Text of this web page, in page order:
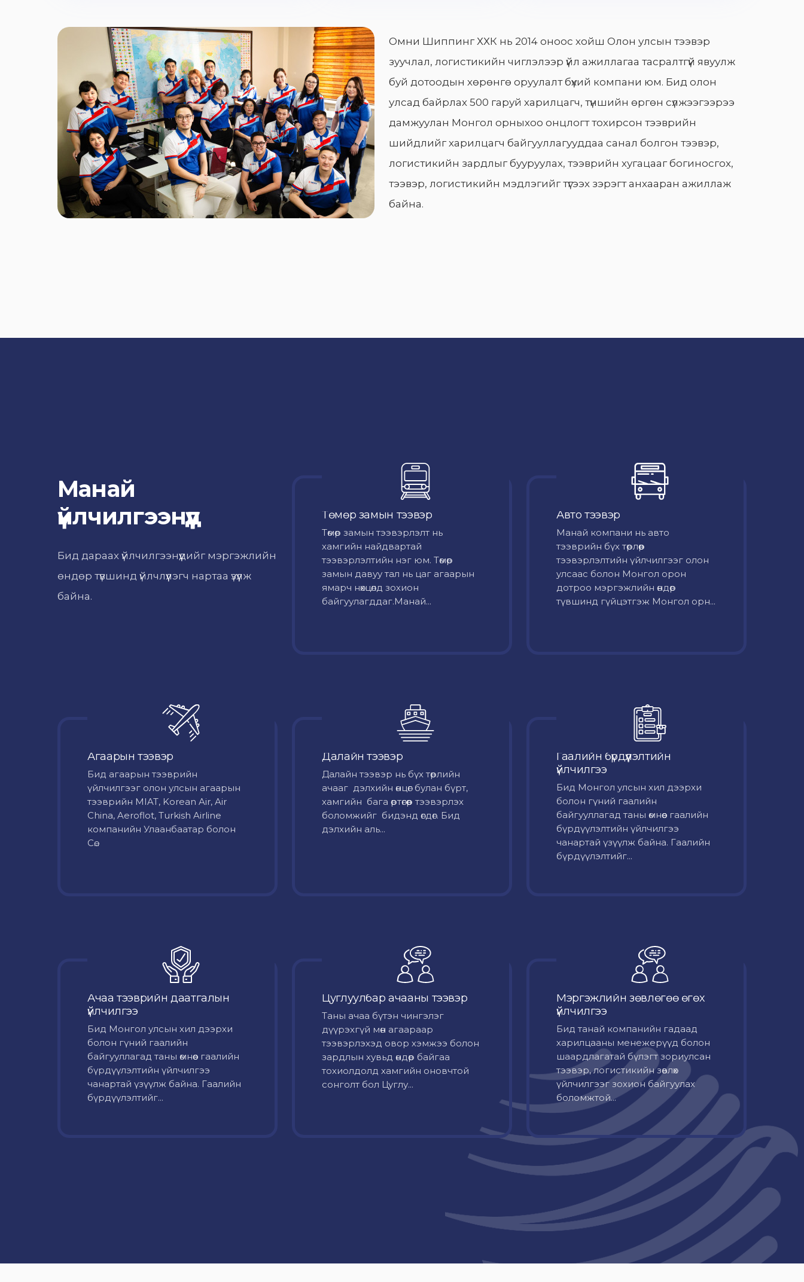
Омни Шиппинг ХХК нь 2014 оноос хойш Олон улсын тээвэр
зуучлал, логистикийн чиглэлээр үйл ажиллагаа тасралтгүй явуулж
буй дотоодын хөрөнгө оруулалт бүхий компани юм. Бид олон
улсад байрлах 500 гаруй харилцагч, түншийн өргөн сүлжээгээрээ
дамжуулан Монгол орныхоо онцлогт тохирсон тээврийн
шийдлийг харилцагч байгууллагууддаа санал болгон тээвэр,
логистикийн зардлыг бууруулах, тээврийн хугацааг богиносгох,
тээвэр, логистикийн мэдлэгийг түгээх зэрэгт анхааран ажиллаж
байна.
Манай
үйлчилгээнүүд
Бид дараах үйлчилгээнүүдийг мэргэжлийн
өндөр түвшинд үйлчлүүлэгч нартаа үзүүлж
байна.
Төмөр замын тээвэр
Төмөр замын тээвэрлэлт нь
хамгийн найдвартай
тээвэрлэлтийн нэг юм. Төмөр
замын давуу тал нь цаг агаарын
ямарч нөхцөлд зохион
байгуулагддаг.Манай...
Авто тээвэр
Mанай компани нь авто
тээврийн бүх төрлөөр
тээвэрлэлтийн үйлчилгээг олон
улсаас болон Монгол орон
дотроо мэргэжлийн өндөр
түвшинд гүйцэтгэж Монгол орн...
Агаарын тээвэр
Бид агаарын тээврийн
үйлчилгээг олон улсын агаарын
тээврийн MIAT, Korean Air, Air
China, Aeroflot, Turkish Airline
компанийн Улаанбаатар болон
Сө...
Далайн тээвэр
Далайн тээвэр нь бүх төрлийн
ачааг дэлхийн өнцөг булан бүрт,
хамгийн бага өртөгөөр тээвэрлэх
боломжийг бидэнд өгдөг. Бид
дэлхийн аль...
Гаалийн бүрдүүлэлтийн
үйлчилгээ
Бид Монгол улсын хил дээрхи
болон гүний гаалийн
байгууллагад таны өмнөөс гаалийн
бүрдүүлэлтийн үйлчилгээ
чанартай үзүүлж байна. Гаалийн
бүрдүүлэлтийг...
Ачаа тээврийн даатгалын
үйлчилгээ
Бид Монгол улсын хил дээрхи
болон гүний гаалийн
байгууллагад таны өмнөөс гаалийн
бүрдүүлэлтийн үйлчилгээ
чанартай үзүүлж байна. Гаалийн
бүрдүүлэлтийг...
Цуглуулбар ачааны тээвэр
Таны ачаа бүтэн чингэлэг
дүүрэхгүй мөн агаараар
тээвэрлэхэд овор хэмжээ болон
зардлын хувьд өндөр байгаа
тохиолдолд хамгийн оновчтой
сонголт бол Цуглу...
Мэргэжлийн зөвлөгөө өгөх
үйлчилгээ
Бид танай компанийн гадаад
харилцааны менежерүүд болон
шаардлагатай бүлэгт зориулсан
тээвэр, логистикийн зөвлөх
үйлчилгээг зохион байгуулах
боломжтой...